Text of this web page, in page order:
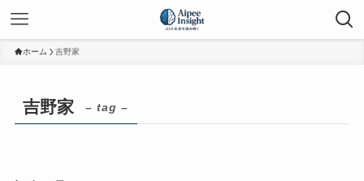
ホーム 吉野家
吉野家 – tag –